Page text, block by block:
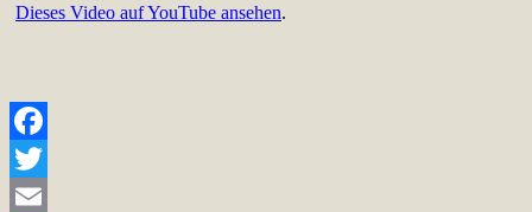
Dieses Video auf YouTube ansehen.
Facebook
Twitter